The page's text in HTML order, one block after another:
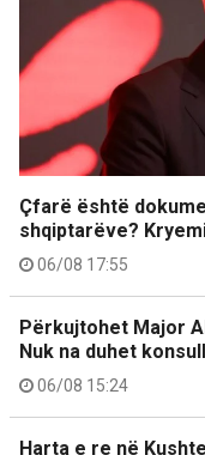
Çfarë është
shqiptarëve?
06/08 17:55
Përkujtohet Major
Nuk na duhet
06/08 15:24
Harta e re në